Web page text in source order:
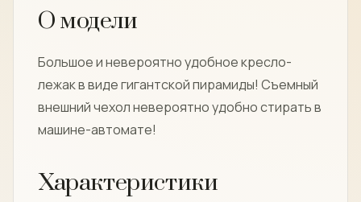
О модели
Большое и невероятно удобное кресло-
лежак в виде гигантской пирамиды! Съемный
внешний чехол невероятно удобно стирать в
машине-автомате!
Характеристики